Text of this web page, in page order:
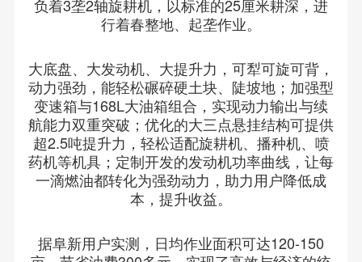
负着3垄2轴旋耕机，以标准的25厘米耕深，进
行着春整地、起垄作业。
大底盘、大发动机、大提升力，可犁可旋可背，
动力强劲，能轻松碾碎硬土块、陡坡地；加强型
变速箱与168L大油箱组合，实现动力输出与续
航能力双重突破；优化的大三点悬挂结构可提供
超2.5吨提升力，轻松适配旋耕机、播种机、喷
药机等机具；定制开发的发动机功率曲线，让每
一滴燃油都转化为强劲动力，助力用户降低成
本，提升收益。
据阜新用户实测，日均作业面积可达120-150